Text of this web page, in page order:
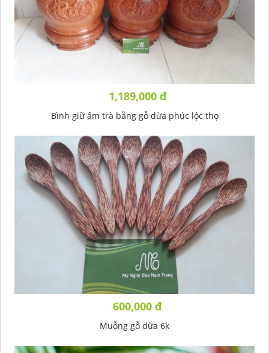
1,189,000 đ
Bình giữ ấm trà bằng gỗ dừa phúc lộc thọ
600,000 đ
Muỗng gỗ dừa 6k